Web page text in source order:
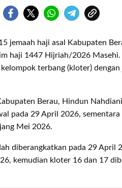
jemaah haji asal Kabupaten
haji 1447 Hijriah/2026 Masehi.
terbang (kloter)
Berau, Hindun
pada 29 April 2026,
Mei 2026.
diberangkatkan pada 29 April
kemudian kloter 16 dan 17